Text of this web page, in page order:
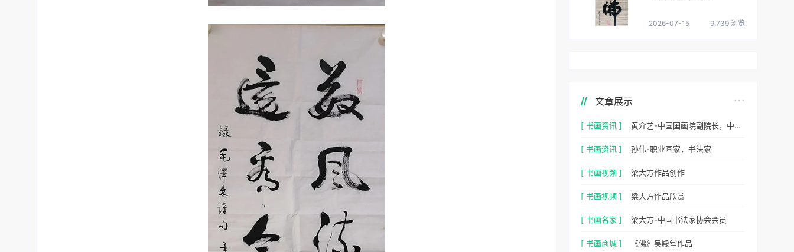
2026-07-15 9,739 浏览
文章展示
[ 书画资讯 ] 黄介艺-中国国画院副院长，中国民间书画家协会副主席
[ 书画资讯 ] 孙伟-职业画家，书法家
[ 书画视频 ] 梁大方作品创作
[ 书画视频 ] 梁大方作品欣赏
[ 书画名家 ] 梁大方-中国书法家协会会员
[ 书画商城 ] 《佛》吴殿堂作品